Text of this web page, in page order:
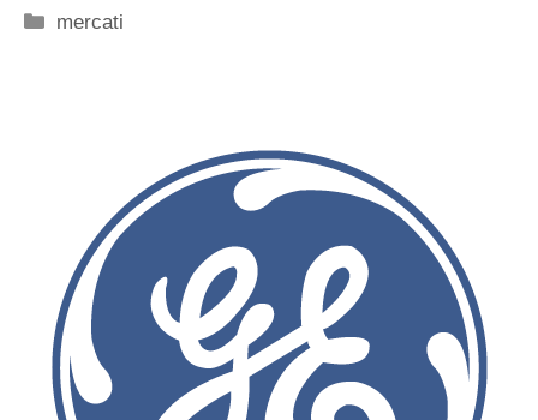
Categorie
mercati